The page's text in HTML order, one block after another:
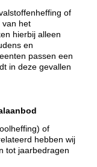
of
van het
hierbij alleen
en
passen een
in deze gevallen
of
hebben wij
tot jaarbedragen